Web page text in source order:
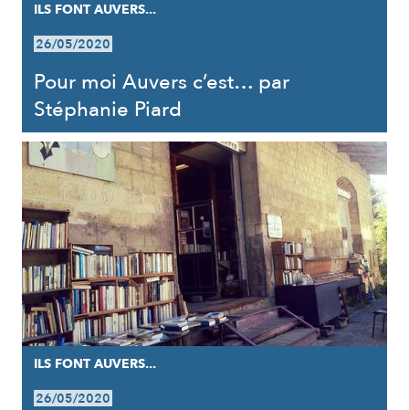
ILS FONT AUVERS...
26/05/2020
Pour moi Auvers c’est… par
Stéphanie Piard
ILS FONT AUVERS...
26/05/2020